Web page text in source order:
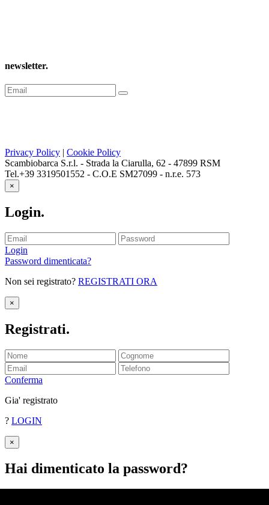
newsletter.
Privacy Policy | Cookie Policy
Scambiobarca S.r.l. - Strada la Ciarulla, 62 - 47899 RSM
Tel.+39 3319501552 - C.O.E SM27099 - n.r.e. 573
×
Login.
Login
Password dimenticata?
Non sei registrato? REGISTRATI ORA
×
Registrati.
Conferma
Gia' registrato
? LOGIN
×
Hai dimenticato la password?